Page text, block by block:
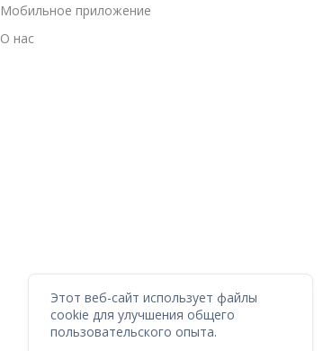
Мобильное приложение
О нас
Этот веб-сайт использует файлы
cookie для улучшения общего
пользовательского опыта.